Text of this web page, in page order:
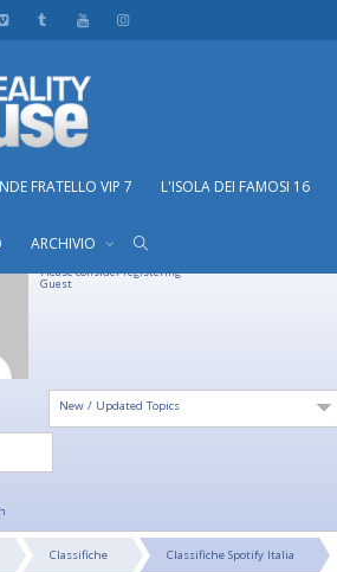
FRATELLO VIP 7 L'ISOLA DEI FAMOSI 16
ARCHIVIO
Please consider registering
Guest
New / Updated Topics
Classifiche Classifiche Spotify Italia